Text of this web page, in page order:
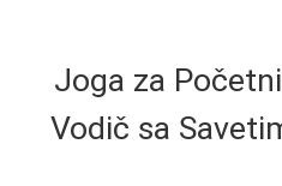
Joga za
Vodič sa